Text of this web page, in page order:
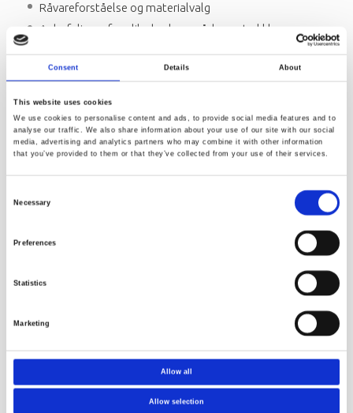
Consent Details About
This website uses cookies
We use cookies to personalise content and ads, to provide social media features and to
analyse our traffic. We also share information about your use of our site with our social
media, advertising and analytics partners who may combine it with other information
that you’ve provided to them or that they’ve collected from your use of their services.
Necessary
Preferences
Statistics
Marketing
Allow all
Allow selection
Råvareforståelse og materialvalg
Anbefalinger for ulike bruksområder og trykklasser
Testing og dokumentasjon
Materialtesting
Levetidsanalyser
Trykktesting
Sveising og installasjonskvalitet
av muffer og sadler samt speilsveising
årsaken til brudd